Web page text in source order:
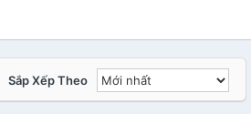
Sắp Xếp Theo